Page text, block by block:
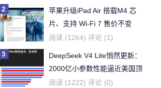
2
苹果升级iPad Air 搭载M4 芯
片、支持 Wi‑Fi 7 售价不变
阅读 (1264) 评论 (1)
3
DeepSeek V4 Lite悄然更新：
2000亿小参数性能逼近美国顶
流
阅读 (1222) 评论 (0)